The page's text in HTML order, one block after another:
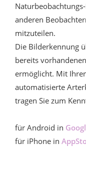
anderen
mitzuteilen.
Die Bilderkennung
bereits
ermöglicht. Mit
automatisierte
tragen Sie zum
für Android in
für iPhone in